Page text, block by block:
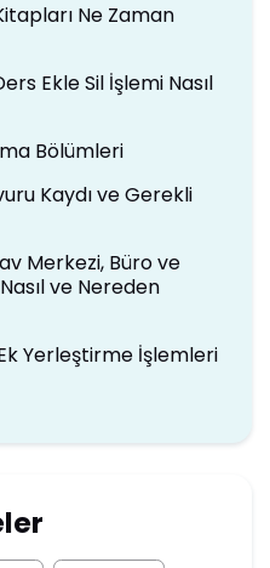
Ne Zaman
Ekle Sil İşlemi Nasıl
Bölümleri
Kaydı ve Gerekli
Merkezi, Büro ve
ve Nereden
Yerleştirme İşlemleri